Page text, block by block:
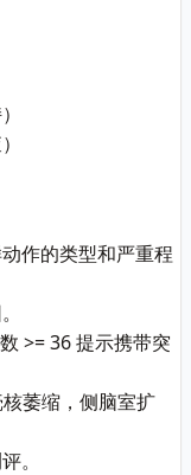
作的类型和严重程
>= 36 提示携带突
萎缩，侧脑室扩
。